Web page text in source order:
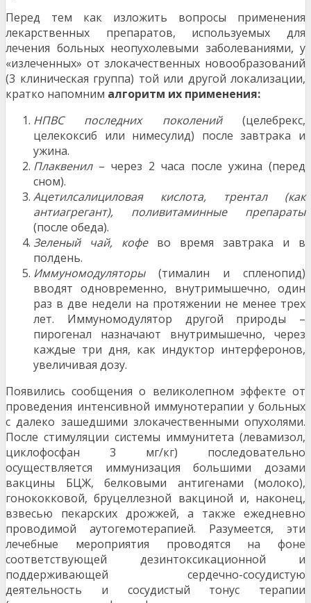
Перед тем как изложить вопросы применения
лекарственных препаратов, используемых для
лечения больных неопухолевыми заболеваниями, у
«излеченных» от злокачественных новообразований
(3 клиническая группа) той или другой локализации,
кратко напомним алгоритм их применения:
НПВС последних поколений(целебрекс,
целекоксиб или нимесулид) после завтрака и
ужина.
Плаквенил– через 2 часа после ужина (перед
сном).
Ацетилсалициловая кислота, трентал (как
антиагрегант), поливитаминные препараты
(после обеда).
Зеленый чай, кофево время завтрака и в
полдень.
Иммуномодуляторы(тималин и спленопид)
вводят одновременно, внутримышечно, один
раз в две недели на протяжении не менее трех
лет. Иммуномодулятор другой природы –
пирогенал назначают внутримышечно, через
каждые три дня, как индуктор интерферонов,
увеличивая дозу.
Появились сообщения о великолепном эффекте от
проведения интенсивной иммунотерапии у больных
с далеко зашедшими злокачественными опухолями.
После стимуляции системы иммунитета (левамизол,
циклофосфан 3 мг/кг) последовательно
осуществляется иммунизация большими дозами
вакцины БЦЖ, белковыми антигенами (молоко),
гонококковой, бруцеллезной вакциной и, наконец,
взвесью пекарских дрожжей, а также ежедневно
проводимой аутогемотерапией. Разумеется, эти
лечебные мероприятия проводятся на фоне
соответствующей дезинтоксикационной и
поддерживающей сердечно-сосудистую
деятельность и сосудистый тонус терапии